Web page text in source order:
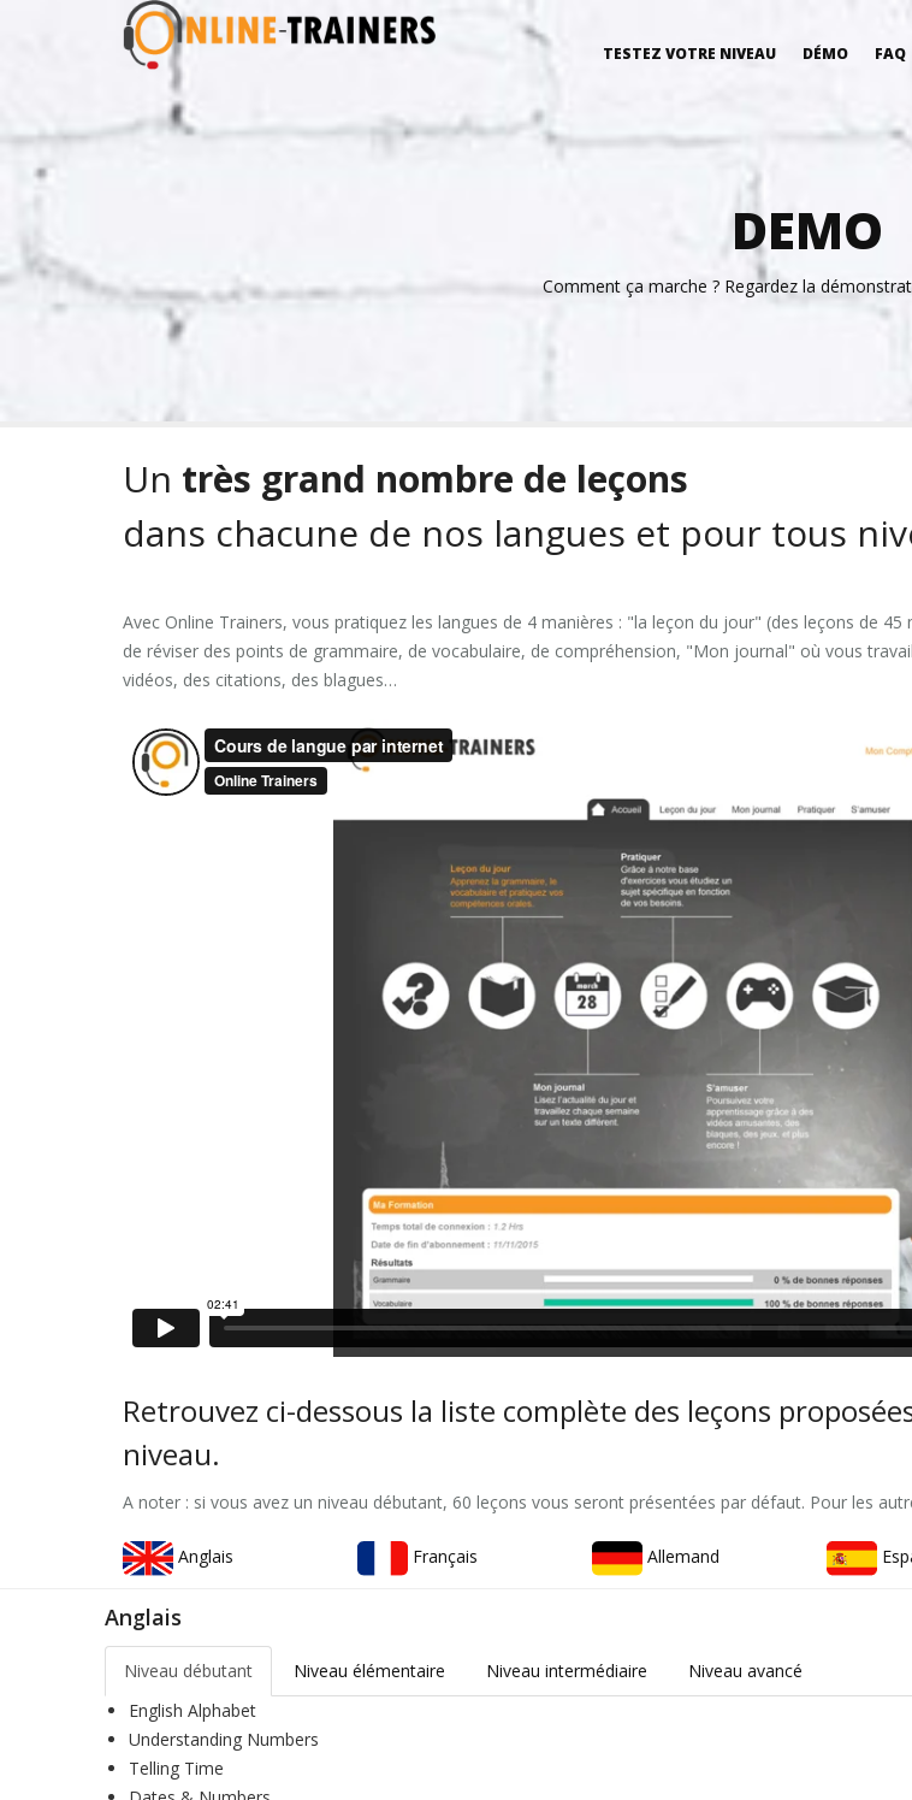
TESTEZ VOTRE NIVEAU DÉMO FAQ
DEMO
Comment ça marche ? Regardez la
Un très grand nombre de leçons
dans chacune de nos langues et pour tous
Avec Online Trainers, vous pratiquez les langues de 4 manières : "la leçon du jour" (des leçons de
de réviser des points de grammaire, de vocabulaire, de compréhension, "Mon journal" où vous
vidéos, des citations, des blagues…
Retrouvez ci-dessous la liste complète des leçons
niveau.
A noter : si vous avez un niveau débutant, 60 leçons vous seront présentées par défaut. Pour les
Anglais Français Allemand
Anglais
Niveau débutant Niveau élémentaire Niveau intermédiaire
Niveau avancé
English Alphabet
Understanding Numbers
Telling Time